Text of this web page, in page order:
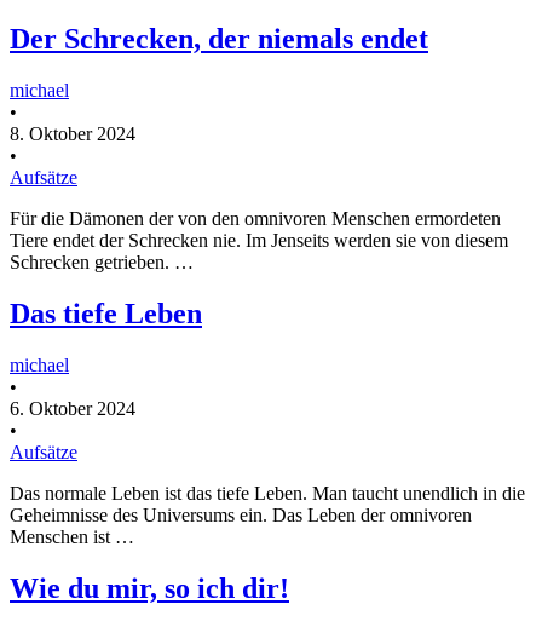
Der Schrecken, der niemals endet
michael
•
8. Oktober 2024
•
Aufsätze
Für die Dämonen der von den omnivoren Menschen ermordeten
Tiere endet der Schrecken nie. Im Jenseits werden sie von diesem
Schrecken getrieben. …
Das tiefe Leben
michael
•
6. Oktober 2024
•
Aufsätze
Das normale Leben ist das tiefe Leben. Man taucht unendlich in die
Geheimnisse des Universums ein. Das Leben der omnivoren
Menschen ist …
Wie du mir, so ich dir!